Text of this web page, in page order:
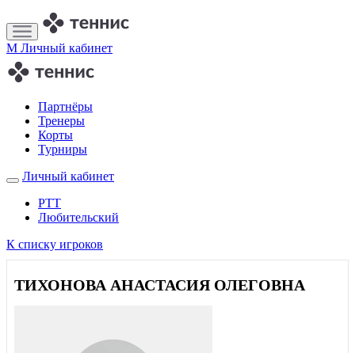
M Личный кабинет
Партнёры
Тренеры
Корты
Турниры
Личный кабинет
РТТ
Любительский
К списку игроков
ТИХОНОВА АНАСТАСИЯ ОЛЕГОВНА